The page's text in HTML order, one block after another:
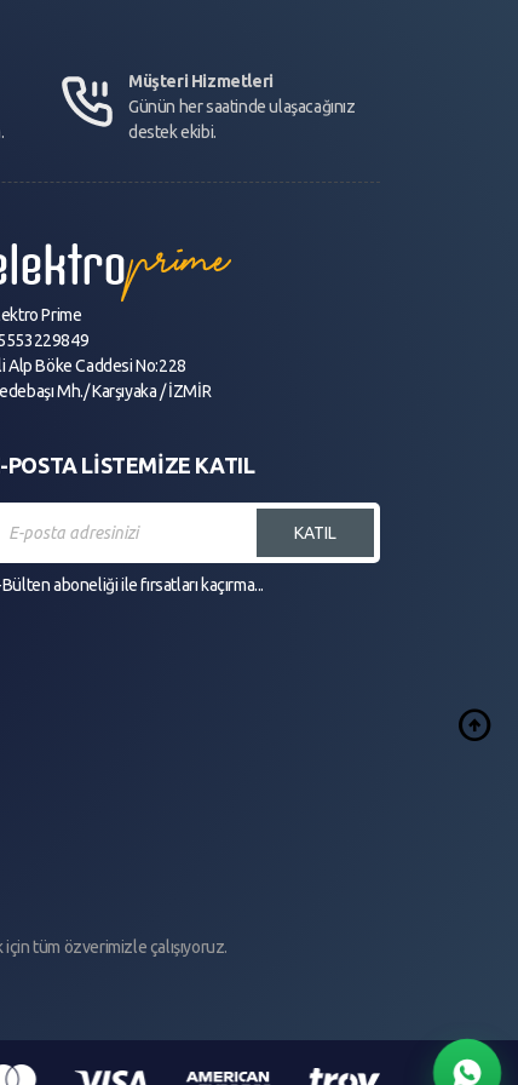
Müşteri Hizmetleri
Günün her saatinde ulaşacağınız
destek ekibi.
Prime
Alp Böke Caddesi No:228
Mh./ Karşıyaka / İZMİR
POSTA LİSTEMİZE KATIL
KATIL
aboneliği ile fırsatları kaçırma...
tüm özverimizle çalışıyoruz.
arrow_circle_up